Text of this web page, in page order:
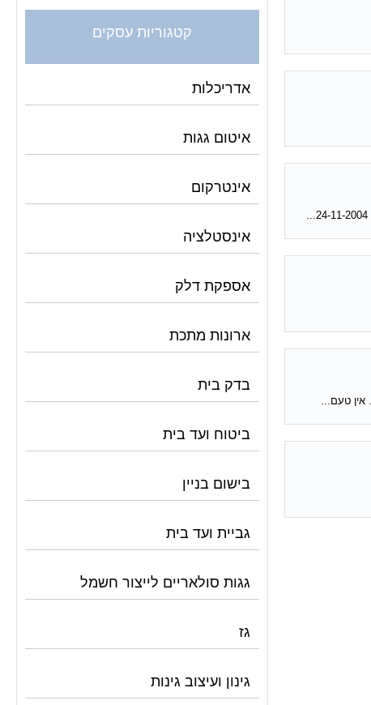
קטגוריות עסקים
אדריכלות
איטום גגות
אינטרקום
אינסטלציה
אספקת דלק
ארונות מתכת
בדק בית
ביטוח ועד בית
בישום בניין
גביית ועד בית
גגות סולאריים לייצור חשמל
גז
גינון ועיצוב גינות